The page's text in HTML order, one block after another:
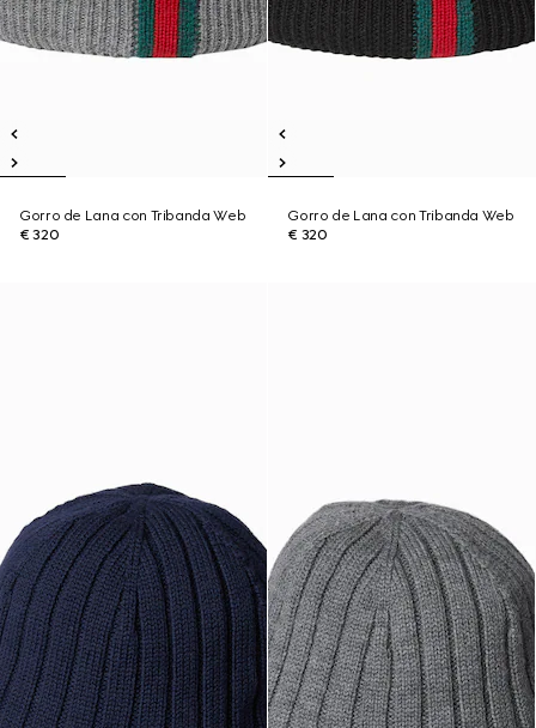
Gorro de Lana con Tribanda Web
€ 320
Gorro de Lana con Tribanda Web
€ 320